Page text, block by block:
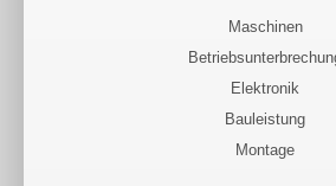
Maschinen
Elektronik
Bauleistung
Montage